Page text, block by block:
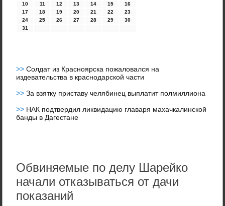
10
11 12 13 14 15
16
17
18 19 20 21 22
23
24
25 26 27 28 29
30
31
>>Солдат из Красноярска пожаловался на
издевательства в краснодарской части
>>За взятку приставу челябинец выплатит полмиллиона
>> НАК подтвердил ликвидацию главаря махачкалинской
банды в Дагестане
Обвиняемые по делу Шарейко
начали отказываться от дачи
показаний